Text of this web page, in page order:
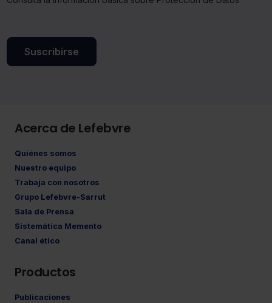
Suscribirse
Acerca de Lefebvre
Quiénes somos
Nuestro equipo
Trabaja con nosotros
Grupo Lefebvre-Sarrut
Sala de Prensa
Sistemática Memento
Canal ético
Productos
Publicaciones